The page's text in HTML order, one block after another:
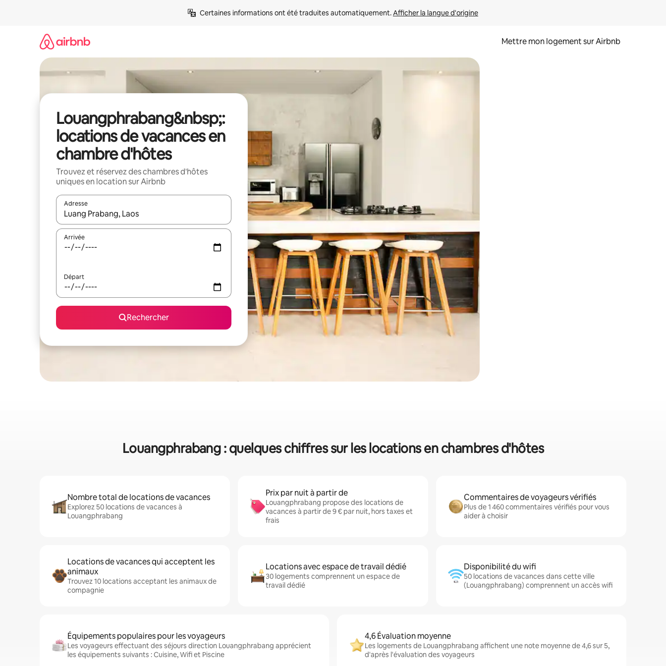
Certaines informations ont été traduites automatiquement. Afficher la langue d'origine
Mettre mon logement sur Airbnb
Louangphrabang&nbsp;:
locations de vacances en
chambre d'hôtes
Trouvez et réservez des chambres d'hôtes
uniques en location sur Airbnb
Adresse
Lorsque les résultats s'affichent, utilisez les flèches vers le haut et vers le bas pour les parcourir ou en appuyant et en faisant glisser.
Arrivée
Départ
Rechercher
Louangphrabang : quelques chiffres sur les locations en chambres d'hôtes
Nombre total de locations de vacances
Explorez 50 locations de vacances à
Louangphrabang
Prix par nuit à partir de
Louangphrabang propose des locations de
vacances à partir de 9 € par nuit, hors taxes et
frais
Commentaires de voyageurs vérifiés
Plus de 1 460 commentaires vérifiés pour vous
aider à choisir
Locations de vacances qui acceptent les
animaux
Trouvez 10 locations acceptant les animaux de
compagnie
Locations avec espace de travail dédié
30 logements comprennent un espace de
travail dédié
Disponibilité du wifi
50 locations de vacances dans cette ville
(Louangphrabang) comprennent un accès wifi
Équipements populaires pour les voyageurs
Les voyageurs effectuant des séjours direction Louangphrabang apprécient
les équipements suivants : Cuisine, Wifi et Piscine
4,6 Évaluation moyenne
Les logements de Louangphrabang affichent une note moyenne de 4,6 sur 5,
d'après l'évaluation des voyageurs